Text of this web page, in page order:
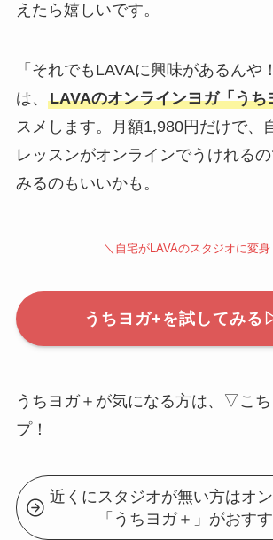
えたら嬉しいです。
「それでもLAVAに興味があるんや
は、 LAVAのオンラインヨガ「うち
スメします。月額1,980円だけで、
レッスンがオンラインでうけれる
みるのもいいかも。
＼自宅がLAVAのスタジオに変身
うちヨガ+を試してみ
うちヨガ＋が気になる方は、▽こ
プ！
近くにスタジオが無い方はオ
「うちヨガ＋」がおすす